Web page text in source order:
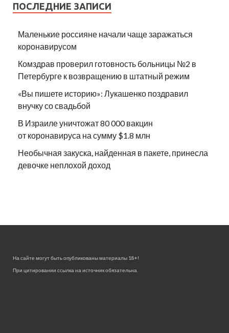
ПОСЛЕДНИЕ ЗАПИСИ
Маленькие россияне начали чаще заражаться
коронавирусом
Комздрав проверил готовность больницы №2 в
Петербурге к возвращению в штатный режим
«Вы пишете историю»: Лукашенко поздравил
внучку со свадьбой
В Израиле уничтожат 80 000 вакцин
от коронавируса на сумму $1.8 млн
Необычная закуска, найденная в пакете, принесла
девочке неплохой доход
На сайте могут быть опубликованы материалы 18+!
При цитировании ссылка на источник обязательна.